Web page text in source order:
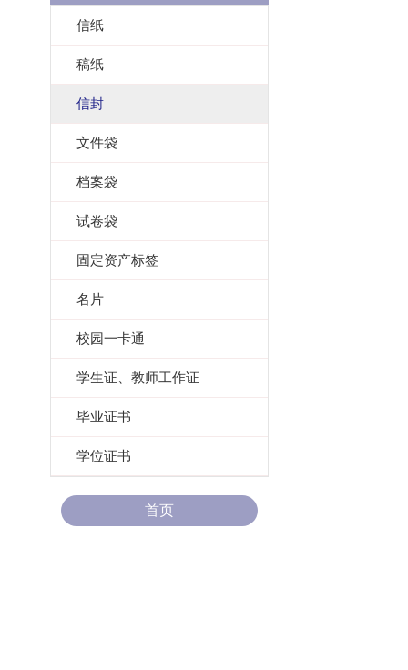
信纸
稿纸
信封
文件袋
档案袋
试卷袋
固定资产标签
名片
校园一卡通
学生证、教师工作证
毕业证书
学位证书
首页